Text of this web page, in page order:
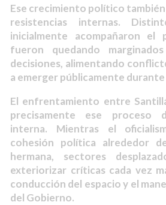
Ese crecimiento político
resistencias internas.
inicialmente acompañaron el
fueron quedando
decisiones, alimentando
a emerger públicamente
El enfrentamiento entre
precisamente ese proceso
interna. Mientras el
cohesión política alrededor
hermana, sectores
exteriorizar críticas cada vez
conducción del espacio y el
del Gobierno.